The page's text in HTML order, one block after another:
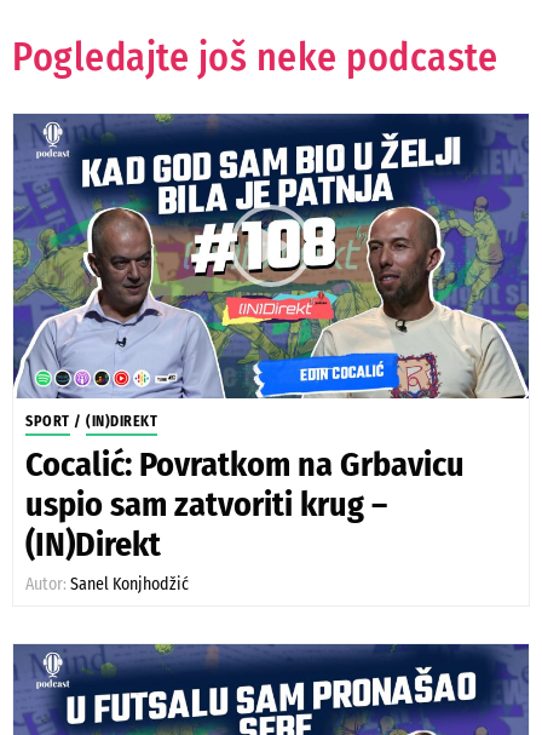
Pogledajte još neke podcaste
SPORT / (IN)DIREKT
Cocalić: Povratkom na Grbavicu
uspio sam zatvoriti krug –
(IN)Direkt
Autor: Sanel Konjhodžić